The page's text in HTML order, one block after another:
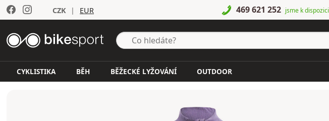
CZK | EUR 469 621 252 jsme k dispozici
CYKLISTIKA BĚH BĚŽECKÉ LYŽOVÁNÍ OUTDOOR